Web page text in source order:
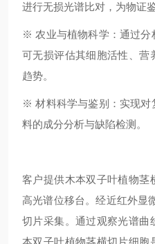
进行无损光谱比对，为物证
※ 农业与植物科学：通过分
可无损评估其细胞活性、营
趋势。
※ 材料科学与鉴别：实现对
料的成分分析与缺陷检测。
客户提供木本双子叶植物茎
高光谱位移台。经近红外显
切片采集。通过观察光谱曲
本双子叶植物茎横切片细胞